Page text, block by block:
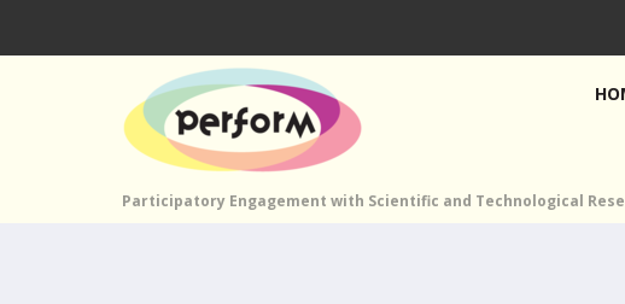
Participatory Engagement with Scientific and Technological